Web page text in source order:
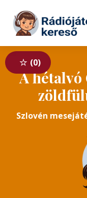
Tovább a tartalomhoz
0
A hétalvó
Szlovén